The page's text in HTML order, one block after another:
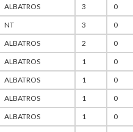
ALBATROS 3
0
NT 3
0
ALBATROS 2
0
ALBATROS 1
0
ALBATROS 1
0
ALBATROS 1
0
ALBATROS 1
0